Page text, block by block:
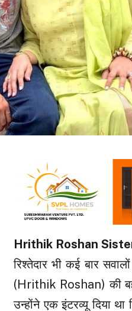
Hrithik Roshan
रिश्तेदार भी कई बार
(Hrithik Roshan) की
उन्होंने एक इंटरव्यू दिया